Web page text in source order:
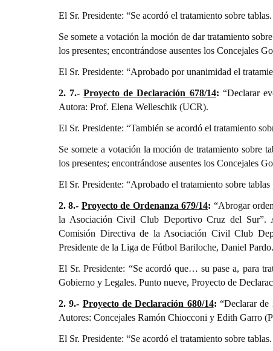
El Sr. Presidente: “Se acordó el tratamiento sobre
Se somete a votación la moción de dar tratamiento
los presentes; encontrándose ausentes los Concejales
El Sr. Presidente: “Aprobado por unanimidad el
2. 7.-Proyecto de Declaración 678/14: “Declarar
Autora: Prof. Elena Welleschik (UCR).
El Sr. Presidente: “También se acordó el tratamiento
Se somete a votación la moción de tratamiento sobre
los presentes; encontrándose ausentes los Concejales
El Sr. Presidente: “Aprobado el tratamiento sobre
2. 8.- Proyecto de Ordenanza 679/14: “Abrogar
la Asociación Civil Club Deportivo Cruz del Sur”.
Comisión Directiva de la Asociación Civil Club
Presidente de la Liga de Fútbol Bariloche, Daniel Pardo.
El Sr. Presidente: “Se acordó que… su pase a, para
Gobierno y Legales. Punto nueve, Proyecto de
2. 9.- Proyecto de Declaración 680/14: “Declarar
Autores: Concejales Ramón Chiocconi y Edith Garro
El Sr. Presidente: “Se acordó el tratamiento sobre